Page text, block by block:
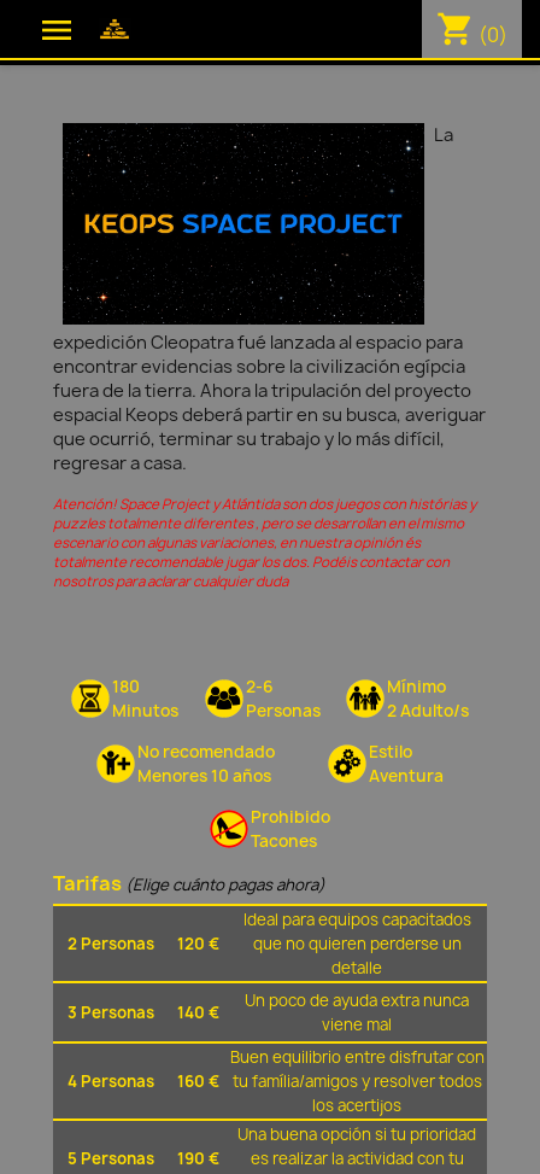
 shopping_cart (0)
La
expedición Cleopatra fué lanzada al espacio para
encontrar evidencias sobre la civilización egípcia
fuera de la tierra. Ahora la tripulación del proyecto
espacial Keops deberá partir en su busca, averiguar
que ocurrió, terminar su trabajo y lo más difícil,
regresar a casa.
Atención! Space Project y Atlántida son dos juegos con histórias y
puzzles totalmente diferentes , pero se desarrollan en el mismo
escenario con algunas variaciones, en nuestra opinión és
totalmente recomendable jugar los dos. Podéis contactar con
nosotros para aclarar cualquier duda
180
Minutos
2-6
Personas
Mínimo
2 Adulto/s
No recomendado
Menores 10 años
Estilo
Aventura
Prohibido
Tacones
Tarifas (Elige cuánto pagas ahora)
2 Personas 120 €
Ideal para equipos capacitados
que no quieren perderse un
detalle
3 Personas 140 €
Un poco de ayuda extra nunca
viene mal
4 Personas 160 €
Buen equilibrio entre disfrutar con
tu família/amigos y resolver todos
los acertijos
5 Personas 190 €
Una buena opción si tu prioridad
es realizar la actividad con tu